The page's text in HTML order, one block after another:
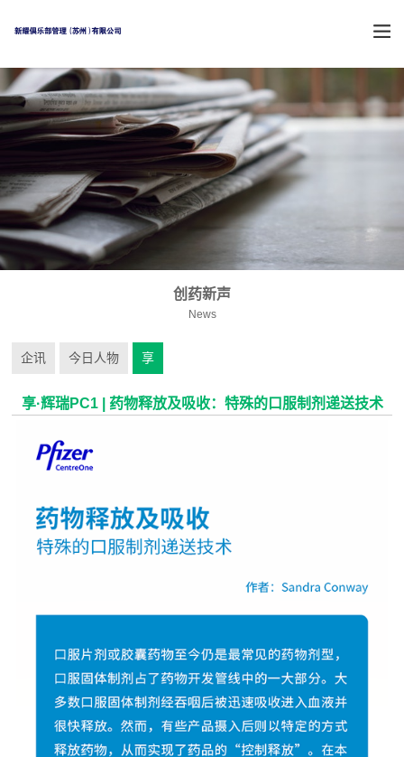
创药新声
News
企讯 今日人物 享
享·辉瑞PC1 | 药物释放及吸收：特殊的口服制剂递送技术